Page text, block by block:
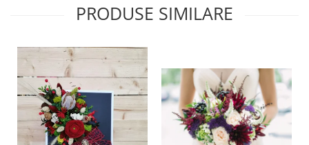
PRODUSE SIMILARE